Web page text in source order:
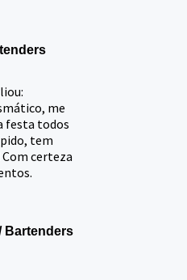
me
festa todos
tem
certeza
Bartenders